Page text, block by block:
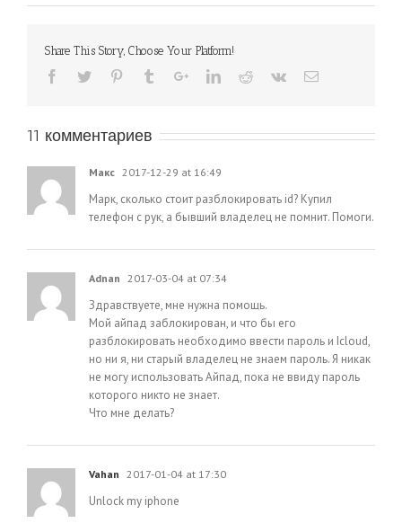
Share This Story, Choose Your Platform!
11 комментариев
Макс 2017-12-29 at 16:49
Марк, сколько стоит разблокировать id? Купил
телефон с рук, а бывший владелец не помнит. Помоги.
Adnan 2017-03-04 at 07:34
Здравствуете, мне нужна помощь.
Мой айпад заблокирован, и что бы его
разблокировать необходимо ввести пароль и Icloud,
но ни я, ни старый владелец не знаем пароль. Я никак
не могу использовать Айпад, пока не ввиду пароль
которого никто не знает.
Что мне делать?
Vahan 2017-01-04 at 17:30
Unlock my iphone